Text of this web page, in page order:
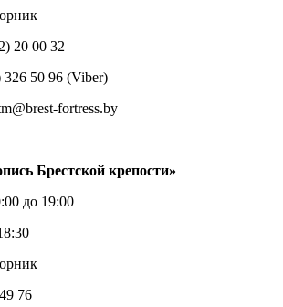
20 00 32
326 50 96 (Viber)
fortress.by
Брестской крепости»
до 19:00
76